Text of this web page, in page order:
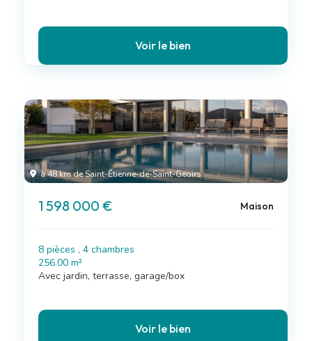
Voir le bien
à 48 km de Saint-Étienne-de-Saint-Geoirs
1 598 000 € Maison
8 pièces , 4 chambres
256.00 m²
Avec jardin, terrasse, garage/box
Voir le bien